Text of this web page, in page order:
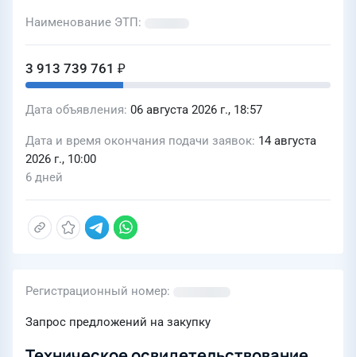
\84581\
Наименование ЭТП
3 913 739 761 ₽
Дата объявления 06 августа 2026 г., 18:57
Дата и время окончания подачи заявок 14 августа
2026 г., 10:00
6 дней
Регистрационный номер
Запрос предложений на закупку